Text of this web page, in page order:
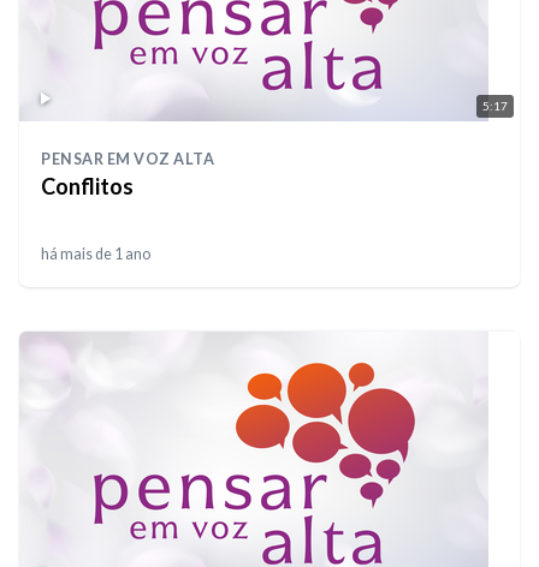
5:17
PENSAR EM VOZ ALTA
Conflitos
há mais de 1 ano